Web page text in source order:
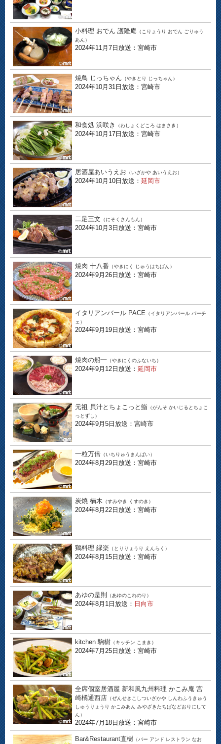
小料理 おでん 護隆庵 （こりょうり おでん ごりゅう
あん）
2024年11月7日放送：宮崎市
焼鳥 じっちゃん （やきとり じっちゃん）
2024年10月31日放送：宮崎市
和食処 浜咲き （わしょくどころ はまさき）
2024年10月17日放送：宮崎市
居酒屋あいうえお （いざかや あいうえお）
2024年10月10日放送： 延岡市
二足三文 （にそくさんもん）
2024年10月3日放送：宮崎市
焼肉 十八番 （やきにく じゅうはちばん）
2024年9月26日放送：宮崎市
イタリアンバール PACE （イタリアンバール パーチ
ェ）
2024年9月19日放送：宮崎市
焼肉の船一 （やきにくのふないち）
2024年9月12日放送： 延岡市
元祖 貝汁とちょこっと鮨 （がんそ かいじるとちょこ
っとずし）
2024年9月5日放送：宮崎市
一粒万倍 （いちりゅうまんばい）
2024年8月29日放送：宮崎市
炭焼 楠木 （すみやき くすのき）
2024年8月22日放送：宮崎市
鶏料理 縁楽 （とりりょうり えんらく）
2024年8月15日放送：宮崎市
あゆの是則 （あゆのこれのり）
2024年8月1日放送： 日向市
kitchen 駒樹 （キッチン こまき）
2024年7月25日放送：宮崎市
全席個室居酒屋 新和風九州料理 かこみ庵 宮
崎橘通西店 （ぜんせきこしついざかや しんわふうきゅう
しゅうりょうり かこみあん みやざきたちばなどおりにして
ん）
2024年7月18日放送：宮崎市
Bar&Restaurant直樹 （バー アンド レストラン なお